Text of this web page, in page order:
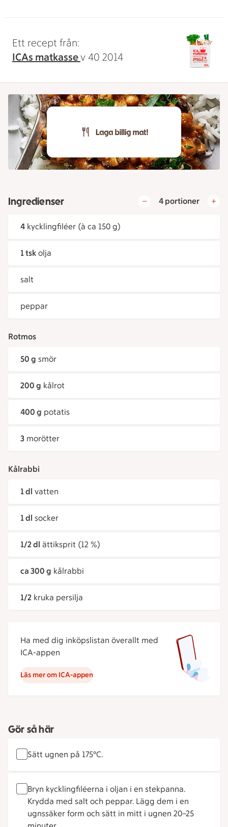
Ett recept från:
ICAs matkassev 40 2014
Ingredienser 4 portioner
4 kycklingfiléer (à ca 150 g)
1 tsk olja
salt
peppar
Rotmos
50 g smör
200 g kålrot
400 g potatis
3 morötter
Kålrabbi
1 dl vatten
1 dl socker
1/2 dl ättiksprit (12 %)
ca 300 g kålrabbi
1/2 kruka persilja
Ha med dig inköpslistan överallt med
ICA-appen
Läs mer om ICA-appen
Gör så här
Sätt ugnen på 175°C.
Bryn kycklingfiléerna i oljan i en stekpanna.
Krydda med salt och peppar. Lägg dem i en
ugnssäker form och sätt in mitt i ugnen 20–25